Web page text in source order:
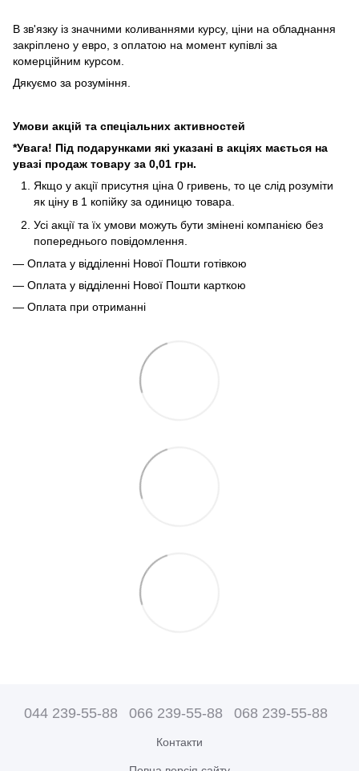
В зв'язку із значними коливаннями курсу, ціни на обладнання
закріплено у евро, з оплатою на момент купівлі за
комерційним курсом.
Дякуємо за розуміння.
Умови акцій та спеціальних активностей
*Увага! Під подарунками які указані в акціях мається на
увазі продаж товару за 0,01 грн.
Якщо у акції присутня ціна 0 гривень, то це слід розуміти
як ціну в 1 копійку за одиницю товара.
Усі акції та їх умови можуть бути змінені компанією без
попереднього повідомлення.
— Оплата у відділенні Нової Пошти готівкою
— Оплата у відділенні Нової Пошти карткою
— Оплата при отриманні
044 239-55-88 066 239-55-88 068 239-55-88
Контакти